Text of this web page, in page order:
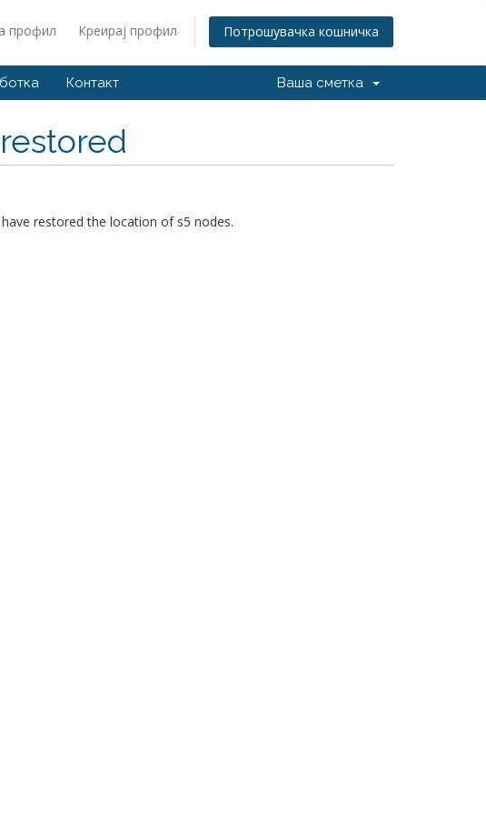
профил Креирај профил Потрошувачка кошничка
Контакт Ваша сметка
restored the location of s5 nodes.